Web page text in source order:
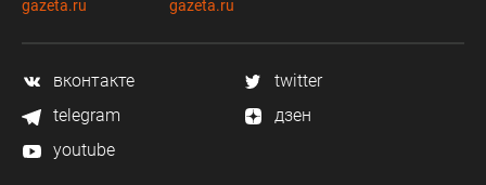
gazeta.ru
gazeta.ru
вконтакте
twitter
telegram
дзен
youtube